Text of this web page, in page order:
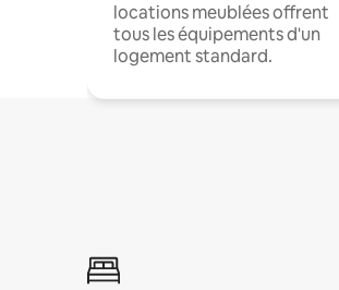
locations meublées offrent
tous les équipements d'un
logement standard.